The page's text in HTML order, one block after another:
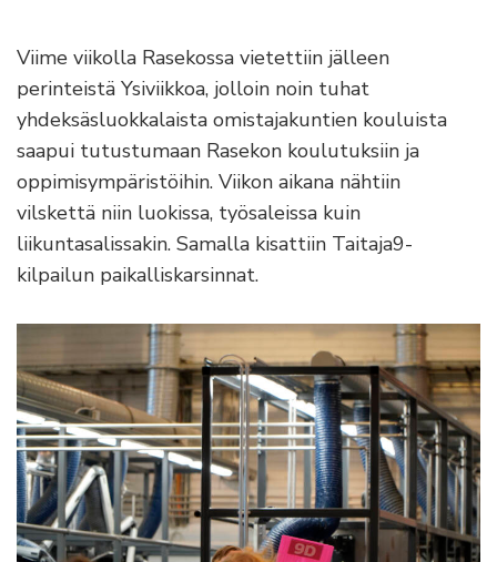
Viime viikolla Rasekossa vietettiin jälleen
perinteistä Ysiviikkoa, jolloin noin tuhat
yhdeksäsluokkalaista omistajakuntien kouluista
saapui tutustumaan Rasekon koulutuksiin ja
oppimisympäristöihin. Viikon aikana nähtiin
vilskettä niin luokissa, työsaleissa kuin
liikuntasalissakin. Samalla kisattiin Taitaja9-
kilpailun paikalliskarsinnat.